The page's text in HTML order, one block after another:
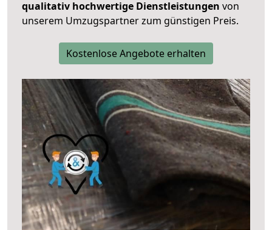
qualitativ hochwertige Dienstleistungen von
unserem Umzugspartner zum günstigen Preis.
Kostenlose Angebote erhalten